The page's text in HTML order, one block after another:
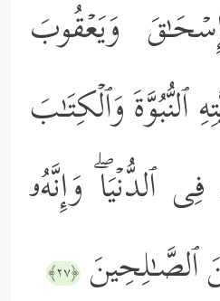
وَیَعۡقُوبَ
ٱلنُّبُوَّةَ وَٱلۡكِتَـٰبَ
فِی ٱلدُّنۡیَاۖ وَإِنَّهُۥ
ٱلصَّـٰلِحِینَ ﴿٢٧﴾